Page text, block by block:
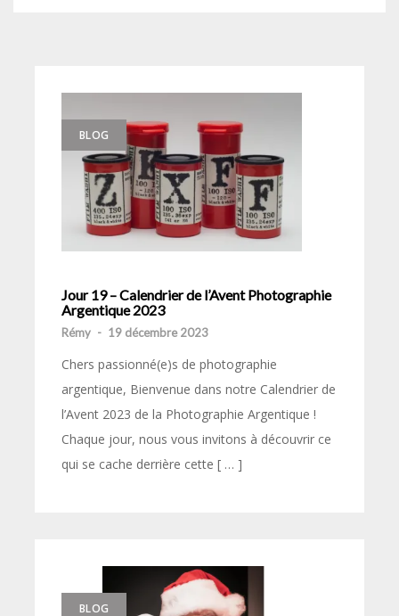
BLOG
Jour 19 – Calendrier de l’Avent Photographie
Argentique 2023
Rémy - 19 décembre 2023
Chers passionné(e)s de photographie
argentique, Bienvenue dans notre Calendrier de
l’Avent 2023 de la Photographie Argentique !
Chaque jour, nous vous invitons à découvrir ce
qui se cache derrière cette [ … ]
BLOG